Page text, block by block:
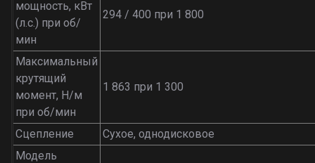
мощность, кВт
(л.с.) при об/
мин
294 / 400 при 1 800
Максимальный
крутящий
момент, H/м
при об/мин
1 863 при 1 300
Сцепление
Сухое, однодисковое
Модель